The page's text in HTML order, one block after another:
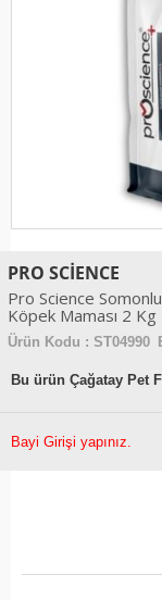
PRO SCIENCE
Pro Science
Köpek Maması 2 Kg
Ürün Kodu : ST04990
Bu ürün Çağatay Pet
Bayi Girişi yapınız.